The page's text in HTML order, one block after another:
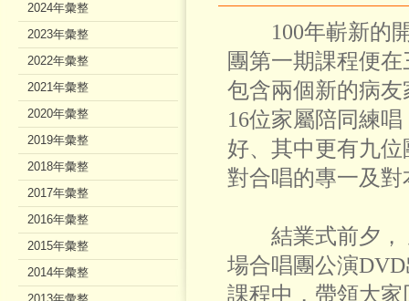
100年嶄新的開
團第一期課程便
包含兩個新的病
16位家屬陪同練
好、其中更有九
對合唱的專一及
結業式前夕，
場合唱團公演
課程中，帶領大
2024年彙整
2023年彙整
2022年彙整
2021年彙整
2020年彙整
2019年彙整
2018年彙整
2017年彙整
2016年彙整
2015年彙整
2014年彙整